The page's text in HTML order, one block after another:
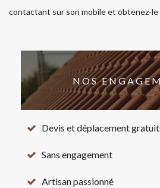
contactant sur son mobile et obtenez-
NOS
Devis et déplacement
Sans engagement
Artisan passionné